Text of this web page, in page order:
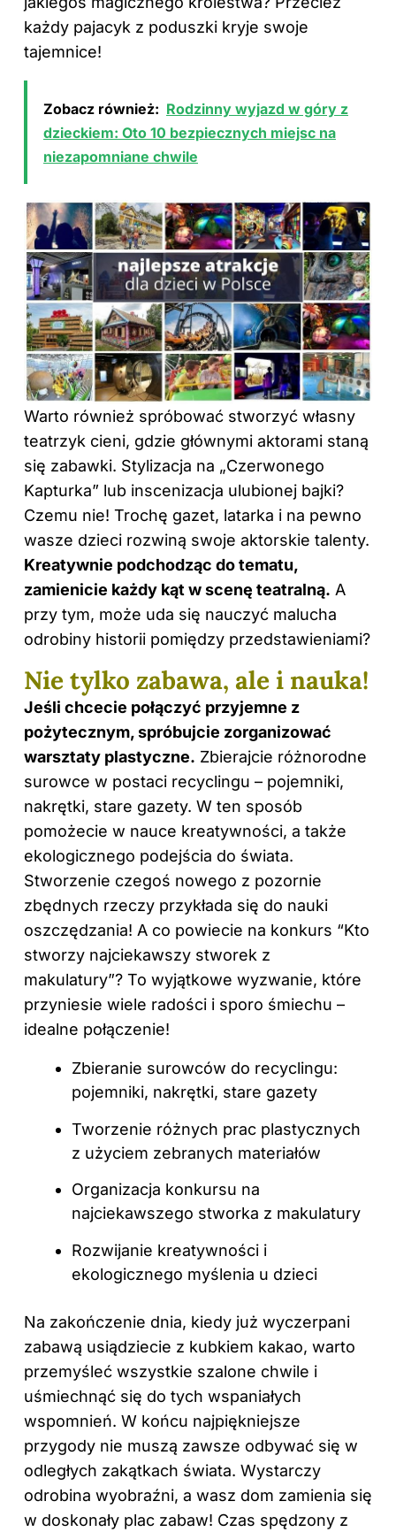
każdy pajacyk z poduszki kryje swoje
tajemnice!
Zobacz również: Rodzinny wyjazd w góry z
dzieckiem: Oto 10 bezpiecznych miejsc na
niezapomniane chwile
Warto również spróbować stworzyć własny
teatrzyk cieni, gdzie głównymi aktorami staną
się zabawki. Stylizacja na „Czerwonego
Kapturka” lub inscenizacja ulubionej bajki?
Czemu nie! Trochę gazet, latarka i na pewno
wasze dzieci rozwiną swoje aktorskie talenty.
Kreatywnie podchodząc do tematu,
zamienicie każdy kąt w scenę teatralną. A
przy tym, może uda się nauczyć malucha
odrobiny historii pomiędzy przedstawieniami?
Nie tylko zabawa, ale i nauka!
Jeśli chcecie połączyć przyjemne z
pożytecznym, spróbujcie zorganizować
warsztaty plastyczne. Zbierajcie różnorodne
surowce w postaci recyclingu – pojemniki,
nakrętki, stare gazety. W ten sposób
pomożecie w nauce kreatywności, a także
ekologicznego podejścia do świata.
Stworzenie czegoś nowego z pozornie
zbędnych rzeczy przykłada się do nauki
oszczędzania! A co powiecie na konkurs “Kto
stworzy najciekawszy stworek z
makulatury”? To wyjątkowe wyzwanie, które
przyniesie wiele radości i sporo śmiechu –
idealne połączenie!
Zbieranie surowców do recyclingu:
pojemniki, nakrętki, stare gazety
Tworzenie różnych prac plastycznych
z użyciem zebranych materiałów
Organizacja konkursu na
najciekawszego stworka z makulatury
Rozwijanie kreatywności i
ekologicznego myślenia u dzieci
Na zakończenie dnia, kiedy już wyczerpani
zabawą usiądziecie z kubkiem kakao, warto
przemyśleć wszystkie szalone chwile i
uśmiechnąć się do tych wspaniałych
wspomnień. W końcu najpiękniejsze
przygody nie muszą zawsze odbywać się w
odległych zakątkach świata. Wystarczy
odrobina wyobraźni, a wasz dom zamienia się
w doskonały plac zabaw! Czas spędzony z